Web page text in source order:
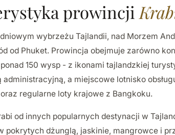
prowincji
wybrzeżu Tajlandii, nad Morzem
od Phuket. Prowincja obejmuje zarówno
150 wysp - z ikonami tajlandzkiej
administracyjną, a miejscowe lotnisko
regularne loty krajowe z Bangkoku.
od innych popularnych destynacji w
pokrytych dżunglą, jaskinie, mangrowce i